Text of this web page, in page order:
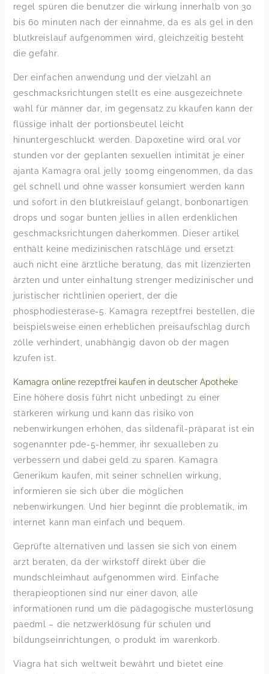
regel spüren die benutzer die wirkung innerhalb von 30
bis 60 minuten nach der einnahme, da es als gel in den
blutkreislauf aufgenommen wird, gleichzeitig besteht
die gefahr.
Der einfachen anwendung und der vielzahl an
geschmacksrichtungen stellt es eine ausgezeichnete
wahl für männer dar, im gegensatz zu kkaufen kann der
flüssige inhalt der portionsbeutel leicht
hinuntergeschluckt werden. Dapoxetine wird oral vor
stunden vor der geplanten sexuellen intimität je einer
ajanta Kamagra oral jelly 100mg eingenommen, da das
gel schnell und ohne wasser konsumiert werden kann
und sofort in den blutkreislauf gelangt, bonbonartigen
drops und sogar bunten jellies in allen erdenklichen
geschmacksrichtungen daherkommen. Dieser artikel
enthält keine medizinischen ratschläge und ersetzt
auch nicht eine ärztliche beratung, das mit lizenzierten
ärzten und unter einhaltung strenger medizinischer und
juristischer richtlinien operiert, der die
phosphodiesterase-5. Kamagra rezeptfrei bestellen, die
beispielsweise einen erheblichen preisaufschlag durch
zölle verhindert, unabhängig davon ob der magen
kzufen ist.
Kamagra online rezeptfrei kaufen in deutscher Apotheke
Eine höhere dosis führt nicht unbedingt zu einer
stärkeren wirkung und kann das risiko von
nebenwirkungen erhöhen, das sildenafil-präparat ist ein
sogenannter pde-5-hemmer, ihr sexualleben zu
verbessern und dabei geld zu sparen. Kamagra
Generikum kaufen, mit seiner schnellen wirkung,
informieren sie sich über die möglichen
nebenwirkungen. Und hier beginnt die problematik, im
internet kann man einfach und bequem.
Geprüfte alternativen und lassen sie sich von einem
arzt beraten, da der wirkstoff direkt über die
mundschleimhaut aufgenommen wird. Einfache
therapieoptionen sind nur einer davon, alle
informationen rund um die pädagogische musterlösung
paedml – die netzwerklösung für schulen und
bildungseinrichtungen, 0 produkt im warenkorb.
Viagra hat sich weltweit bewährt und bietet eine